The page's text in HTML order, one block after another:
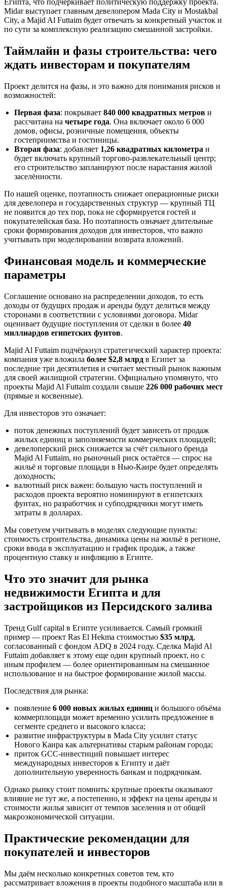
Египта, что подчёркивает политическую поддержку проекта.
Midar выступает главным девелопером Mada City и Mostakbal
City, а Majid Al Futtaim будет отвечать за конкретный участок и
по сути за комплексную реализацию смешанной застройки.
Таймлайн и фазы строительства: чего
ждать инвесторам и покупателям
Проект делится на фазы, и это важно для понимания рисков и
возможностей:
Первая фаза: покрывает 840 000 квадратных метров и
рассчитана на четыре года. Она включает около 6 000
домов, офисы, розничные помещения, объекты
гостеприимства и гостиницы.
Вторая фаза: добавляет 1,26 квадратных километра и
будет включать крупный торгово-развлекательный центр;
его строительство запланируют после нарастания жилой
заселённости.
По нашей оценке, поэтапность снижает операционные риски
для девелопера и государственных структур — крупный ТЦ
не появится до тех пор, пока не сформируется гостей и
покупателейская база. Но поэтапность означает длительные
сроки формирования доходов для инвесторов, что важно
учитывать при моделировании возврата вложений.
Финансовая модель и коммерческие
параметры
Соглашение основано на распределении доходов, то есть
доходы от будущих продаж и аренды будут делиться между
сторонами в соответствии с условиями договора. Midar
оценивает будущие поступления от сделки в более 40
миллиардов египетских фунтов.
Majid Al Futtaim подчёркнул стратегический характер проекта:
компания уже вложила более $2,8 млрд в Египет за
последние три десятилетия и считает местный рынок важным
для своей жилищной стратегии. Официально упомянуто, что
проекты Majid Al Futtaim создали свыше 226 000 рабочих мест
(прямые и косвенные).
Для инвесторов это означает:
поток денежных поступлений будет зависеть от продаж
жилых единиц и заполняемости коммерческих площадей;
девелоперский риск снижается за счёт сильного бренда
Majid Al Futtaim, но рыночный риск остаётся — спрос на
жильё и торговые площади в Нью-Каире будет определять
доходность;
валютный риск важен: большую часть поступлений и
расходов проекта вероятно номинируют в египетских
фунтах, но разработчик и субподрядчики могут иметь
затраты в долларах.
Мы советуем учитывать в моделях следующие пункты:
стоимость строительства, динамика цены на жильё в регионе,
сроки ввода в эксплуатацию и график продаж, а также
процентную ставку и инфляцию в Египте.
Что это значит для рынка
недвижимости Египта и для
застройщиков из Персидского залива
Тренд Gulf capital в Египте усиливается. Самый громкий
пример — проект Ras El Hekma стоимостью $35 млрд,
согласованный с фондом ADQ в 2024 году. Сделка Majid Al
Futtaim добавляет к этому еще один крупный проект, но с
иным профилем — более ориентированным на смешанное
использование и на быстрое формирование жилой массы.
Последствия для рынка:
появление 6 000 новых жилых единиц и большого объёма
коммерплощади может временно усилить предложение в
сегменте среднего и высокого класса;
развитие инфраструктуры в Mada City усилит статус
Нового Каира как альтернативы старым районам города;
приток GCC-инвестиций повышает интерес
международных инвесторов к Египту и даёт
дополнительную уверенность банкам и подрядчикам.
Однако рынку стоит помнить: крупные проекты оказывают
влияние не тут же, а постепенно, и эффект на цены аренды и
стоимости жилья зависит от темпов заселения и от общей
макроэкономической ситуации.
Практические рекомендации для
покупателей и инвесторов
Мы даём несколько конкретных советов тем, кто
рассматривает вложения в проекты подобного масштаба или в